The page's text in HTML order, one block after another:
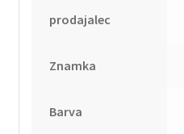
prodajalec
Znamka
Barva